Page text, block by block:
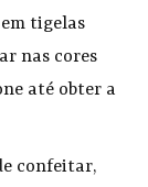
tigelas
nas cores
até obter a
confeitar,